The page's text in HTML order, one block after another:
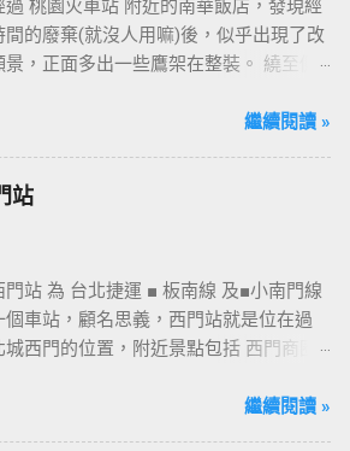
過 桃園火車站 附近的南華飯店，發現經
間的廢棄(就沒人用嘛)後，似乎出現了改
景，正面多出一些鷹架在整裝。 繞至側
民眾又有一個聚餐旅遊的好去處囉!!但今
持續為讀者們追蹤其動態消息，請各位
待開幕日的來臨吧！ 南華飯店施工中現
繼續閱讀 »
站
門站 為 台北捷運 ■ 板南線 及■小南門線
個車站，顧名思義，西門站就是位在過
城西門的位置，附近景點包括 西門商圈
六號出口，因位處 西門商圈 之入口，成
繼續閱讀 »